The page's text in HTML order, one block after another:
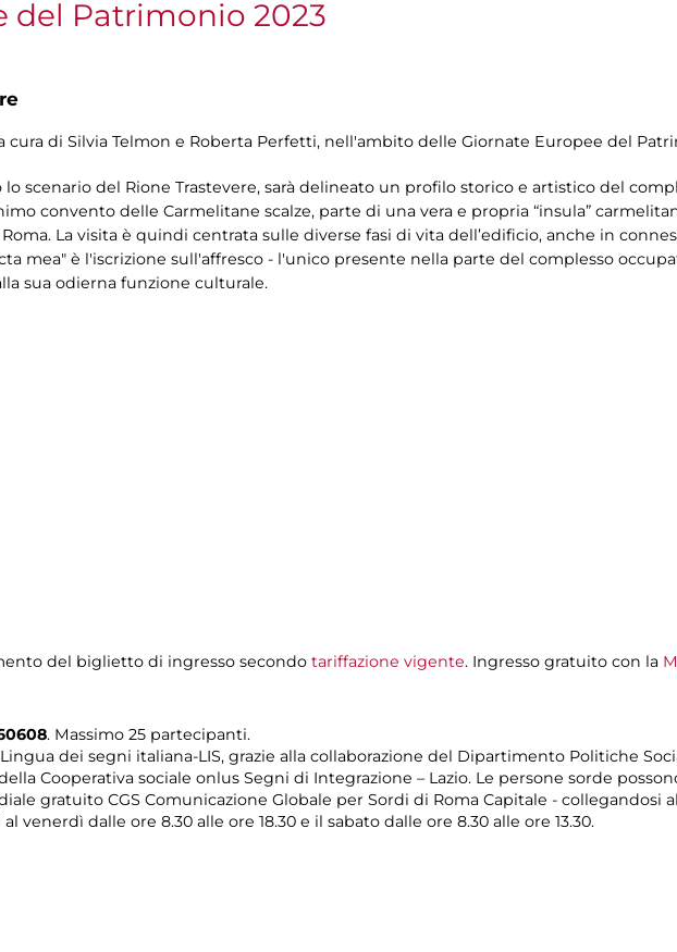
del Patrimonio 2023
cura di Silvia Telmon e Roberta Perfetti, nell'ambito delle Giornate Europee del
scenario del Rione Trastevere, sarà delineato un profilo storico e artistico del
convento delle Carmelitane scalze, parte di una vera e propria “insula”
La visita è quindi centrata sulle diverse fasi di vita dell’edificio, anche in
mea" è l'iscrizione sull'affresco - l'unico presente nella parte del complesso
sua odierna funzione culturale.
del biglietto di ingresso secondo tariffazione vigente. Ingresso gratuito con la
. Massimo 25 partecipanti.
dei segni italiana-LIS, grazie alla collaborazione del Dipartimento Politiche
Cooperativa sociale onlus Segni di Integrazione – Lazio. Le persone sorde
gratuito CGS Comunicazione Globale per Sordi di Roma Capitale - collegandosi
venerdì dalle ore 8.30 alle ore 18.30 e il sabato dalle ore 8.30 alle ore 13.30.